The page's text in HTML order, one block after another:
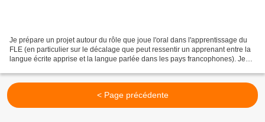
Je prépare un projet autour du rôle que joue l'oral dans l'apprentissage du
FLE (en particulier sur le décalage que peut ressentir un apprenant entre la
langue écrite apprise et la langue parlée dans les pays francophones). Je
< Page précédente